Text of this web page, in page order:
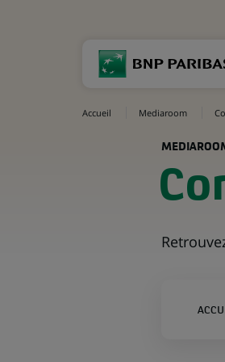
Accueil Mediaroom